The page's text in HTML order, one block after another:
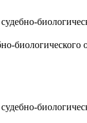
судебно-
судебно-